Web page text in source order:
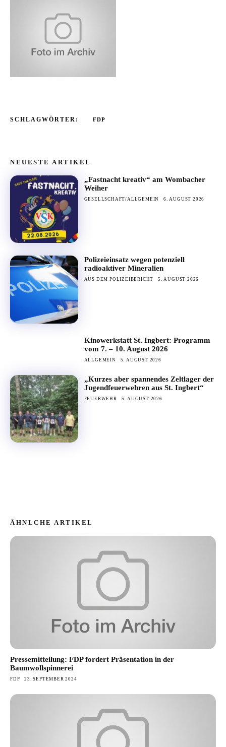
SCHLAGWÖRTER: FDP
NEUESTE ARTIKEL
„Fastnacht kreativ“ am Wombacher
Weiher
GESELLSCHAFT/ALLGEMEIN 6. AUGUST 2026
Polizeieinsatz wegen potenziell
radioaktiver Mineralien
AUS DEM POLIZEIBERICHT 5. AUGUST 2026
Kinowerkstatt St. Ingbert: Programm
vom 7. – 10. August 2026
ALLGEMEIN 5. AUGUST 2026
„Kurzes aber spannendes Zeltlager der
Jugendfeuerwehren aus St. Ingbert“
FEUERWEHR 5. AUGUST 2026
ÄHNLCHE ARTIKEL
Pressemitteilung: FDP fordert Präsentation in der
Baumwollspinnerei
FDP 23. SEPTEMBER 2024